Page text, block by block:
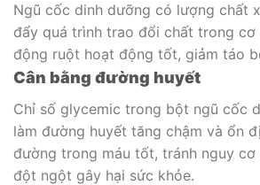
Ngũ cốc dinh dưỡng có lượng chất
đẩy quá trình trao đổi chất trong cơ
động ruột hoạt động tốt, giảm táo
Cân bằng đường huyết
Chỉ số glycemic trong bột ngũ cốc
làm đường huyết tăng chậm và ổn
đường trong máu tốt, tránh nguy
đột ngột gây hại sức khỏe.